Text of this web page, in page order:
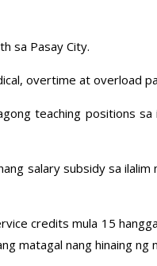
sa Pasay City.
overtime at overload
teaching positions
salary subsidy sa ilalim
credits mula 15
matagal nang hinaing ng